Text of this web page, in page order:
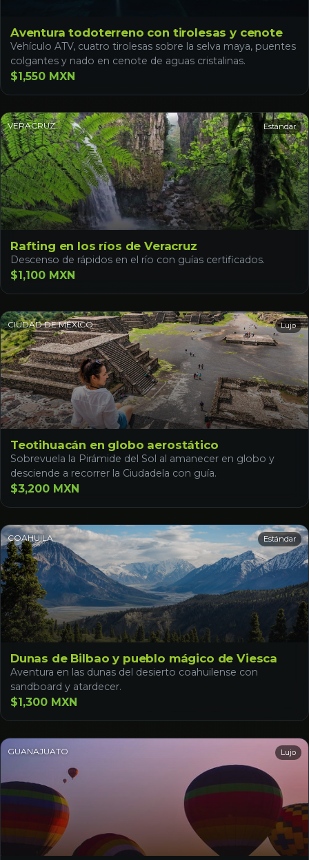
Aventura todoterreno con tirolesas y cenote
Vehículo ATV, cuatro tirolesas sobre la selva maya, puentes
colgantes y nado en cenote de aguas cristalinas.
$1,550 MXN
VERACRUZ Estándar
Rafting en los ríos de Veracruz
Descenso de rápidos en el río con guías certificados.
$1,100 MXN
CIUDAD DE MÉXICO Lujo
Teotihuacán en globo aerostático
Sobrevuela la Pirámide del Sol al amanecer en globo y
desciende a recorrer la Ciudadela con guía.
$3,200 MXN
COAHUILA Estándar
Dunas de Bilbao y pueblo mágico de Viesca
Aventura en las dunas del desierto coahuilense con
sandboard y atardecer.
$1,300 MXN
GUANAJUATO Lujo